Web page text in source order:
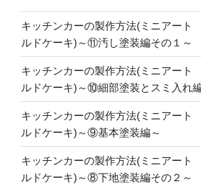
キッチンカーの製作方法(ミニアー
ルドケーキ)～⑪汚し塗装編その１～
キッチンカーの製作方法(ミニアー
ルドケーキ)～⑩細部塗装とスミ入れ
キッチンカーの製作方法(ミニアー
ルドケーキ)～⑨基本塗装編～
キッチンカーの製作方法(ミニアー
ルドケーキ)～⑧下地塗装編その２～